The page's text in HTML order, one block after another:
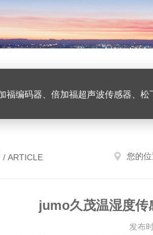
动器、松下伺服电机、施耐德TM3模块、巴鲁夫位移传感器、易福门流量传感器等产
/ ARTICLE 您的位
jumo久茂温湿度传
发布